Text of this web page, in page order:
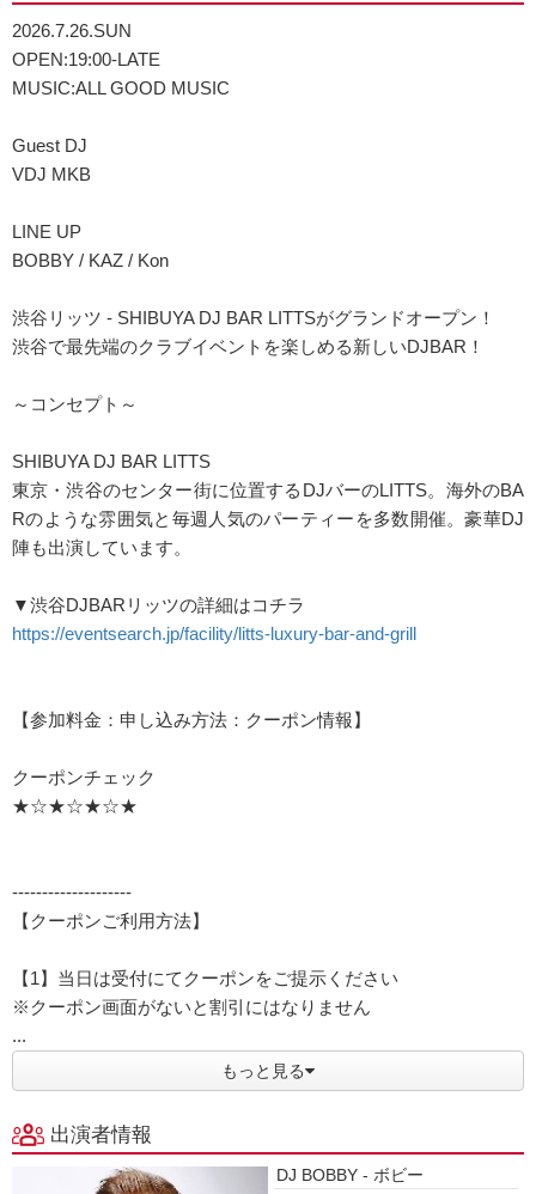
2026.7.26.SUN
OPEN:19:00-LATE
MUSIC:ALL GOOD MUSIC
Guest DJ
VDJ MKB
LINE UP
BOBBY / KAZ / Kon
渋谷リッツ - SHIBUYA DJ BAR LITTSがグランドオープン！
渋谷で最先端のクラブイベントを楽しめる新しいDJBAR！
～コンセプト～
SHIBUYA DJ BAR LITTS
東京・渋谷のセンター街に位置するDJバーのLITTS。海外のBA
Rのような雰囲気と毎週人気のパーティーを多数開催。豪華DJ
陣も出演しています。
▼渋谷DJBARリッツの詳細はコチラ
https://eventsearch.jp/facility/litts-luxury-bar-and-grill
【参加料金：申し込み方法：クーポン情報】
クーポンチェック
★☆★☆★☆★
--------------------
【クーポンご利用方法】
【1】当日は受付にてクーポンをご提示ください
※クーポン画面がないと割引にはなりません
...
もっと見る
出演者情報
DJ BOBBY - ボビー